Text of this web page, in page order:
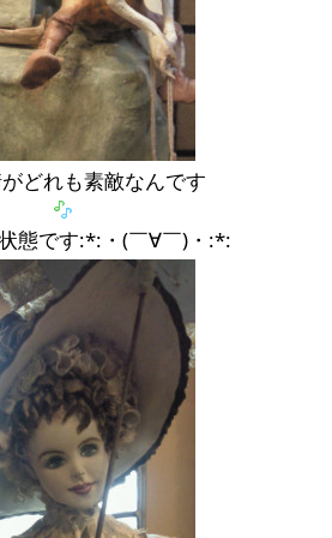
どれも素敵なんです
態です:*:・(￣∀￣)・:*: